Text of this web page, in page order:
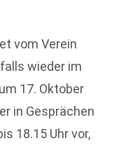
vom Verein
wieder im
17. Oktober
in Gesprächen
18.15 Uhr vor,